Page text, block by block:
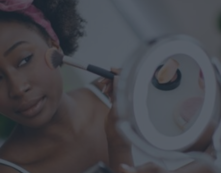
momento giusto per affidarsi a un Ozempic Makeover?
Levine suggerisce massima cautela in merito: "Dico spesso
ai miei pazienti che per ottenere il massimo da un
intervento, è necessario rallentare. Se il paziente perde altri
10-15 chili dopo la procedura, il risultato potrebbe non
essere ottimale". L'ideale, quindi, sarebbe raggiungere e
mantenere un peso stabile, prima di decidere di sottoporsi a
qualunque tipo di intervento estetico.